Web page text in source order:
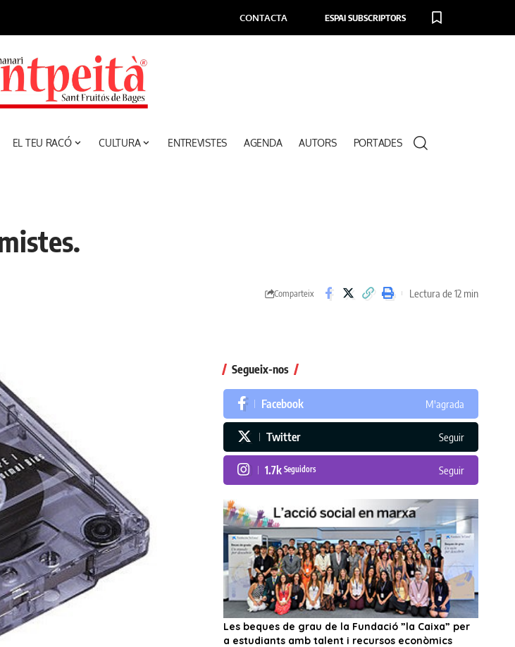
CONTACTA ESPAI SUBSCRIPTORS
EL TEU RACÓ CULTURA ENTREVISTES AGENDA AUTORS PORTADES
Comparteix Lectura de 12 min
Segueix-nos
Facebook M'agrada
Twitter Seguir
1.7k Seguidors Seguir